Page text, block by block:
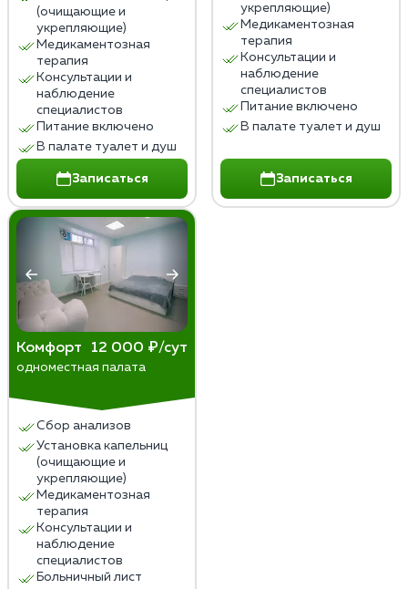
(очищающие и
укрепляющие)
Медикаментозная
терапия
Консультации и
наблюдение
специалистов
Питание включено
В палате туалет и душ
Записаться
укрепляющие)
Медикаментозная
терапия
Консультации и
наблюдение
специалистов
Питание включено
В палате туалет и душ
Записаться
Комфорт 12 000 ₽/сут
одноместная палата
Сбор анализов
Установка капельниц
(очищающие и
укрепляющие)
Медикаментозная
терапия
Консультации и
наблюдение
специалистов
Больничный лист